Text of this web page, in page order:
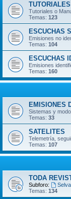
TUTORIALES
Tutoriales o
Temas: 123
ESCUCHAS
Emisiones no
Temas: 104
ESCUCHAS
Emisiones
Temas: 160
EMISIONES
Sistemas y
Temas: 33
SATELITES
Telemetría,
Temas: 107
TODA
Subforo:
Temas: 134